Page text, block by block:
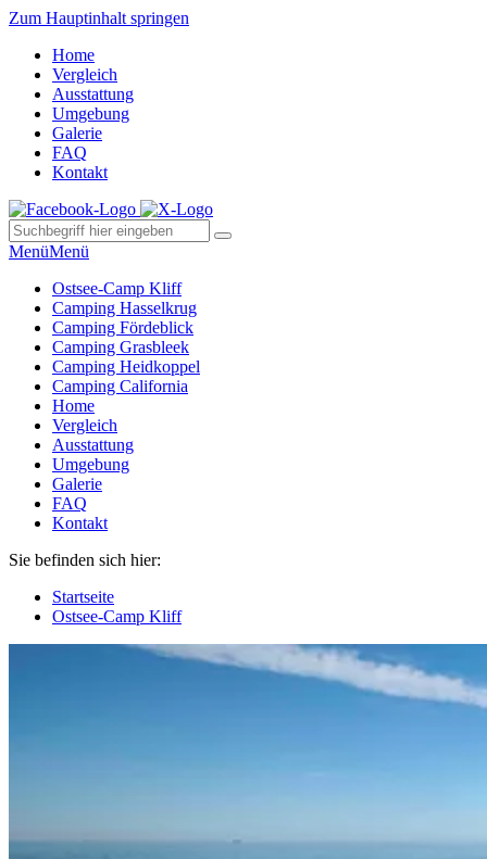
Zum Hauptinhalt springen
Home
Vergleich
Ausstattung
Umgebung
Galerie
FAQ
Kontakt
MenüMenü
Ostsee-Camp Kliff
Camping Hasselkrug
Camping Fördeblick
Camping Grasbleek
Camping Heidkoppel
Camping California
Home
Vergleich
Ausstattung
Umgebung
Galerie
FAQ
Kontakt
Sie befinden sich hier:
Startseite
Ostsee-Camp Kliff